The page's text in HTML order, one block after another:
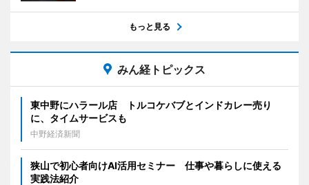
もっと見る
みん経トピックス
東中野にハラール店 トルコケバブとインドカレー売り
に、タイムサービスも
中野経済新聞
狭山で初心者向けAI活用セミナー 仕事や暮らしに使える
実践法紹介